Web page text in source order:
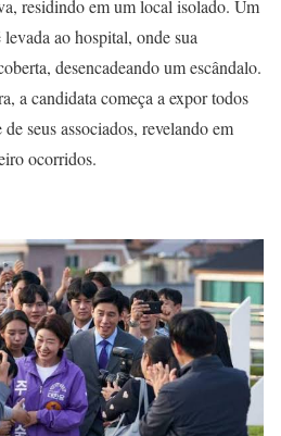
residindo em um local isolado. Um
ao hospital, onde sua
desencadeando um escândalo.
a candidata começa a expor todos
seus associados, revelando em
ocorridos.